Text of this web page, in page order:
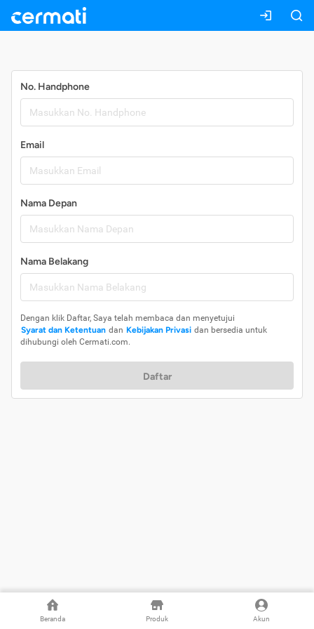
Beranda Produk Akun
No. Handphone
Email
Nama Depan
Nama Belakang
Dengan klik Daftar, Saya telah membaca dan menyetujui
Syarat dan Ketentuan dan Kebijakan Privasi dan bersedia untuk
dihubungi oleh Cermati.com.
Daftar